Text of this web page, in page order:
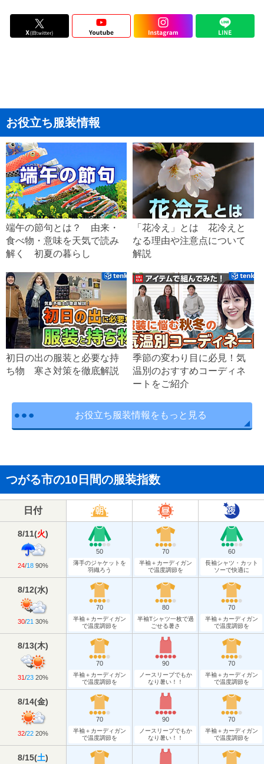
お役立ち服装情報
端午の節句とは？ 由来・
食べ物・意味を天気で読み
解く 初夏の暮らし
「花冷え」とは 花冷えと
なる理由や注意点について
解説
初日の出の服装と必要な持
ち物 寒さ対策を徹底解説
季節の変わり目に必見！気
温別のおすすめコーディネ
ートをご紹介
お役立ち服装情報をもっと見る
つがる市の10日間の服装指数
日付
8/11(火)
24/18 90%
50
薄手のジャケットを
羽織ろう
70
半袖＋カーディガン
で温度調節を
60
長袖シャツ・カット
ソーで快適に
8/12(水)
30/21 30%
70
半袖＋カーディガン
で温度調節を
80
半袖Tシャツ一枚で過
ごせる暑さ
70
半袖＋カーディガン
で温度調節を
8/13(木)
31/23 20%
70
半袖＋カーディガン
で温度調節を
90
ノースリーブでもか
なり暑い！！
70
半袖＋カーディガン
で温度調節を
8/14(金)
32/22 20%
70
半袖＋カーディガン
で温度調節を
90
ノースリーブでもか
なり暑い！！
70
半袖＋カーディガン
で温度調節を
8/15(土)